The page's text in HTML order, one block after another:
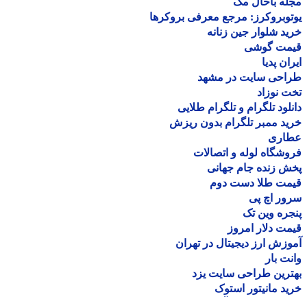
مرجع معرفی بروکرها
شلوار جین زنانه
گوشی
پدیا
سایت در مشهد
نوزاد
تلگرام و تلگرام طلایی
ممبر تلگرام بدون ریزش
لوله و اتصالات
زنده جام جهانی
طلا دست دوم
اچ پی
وین تک
دلار امروز
ارز دیجیتال در تهران
بار
طراحی سایت یزد
مانیتور استوک